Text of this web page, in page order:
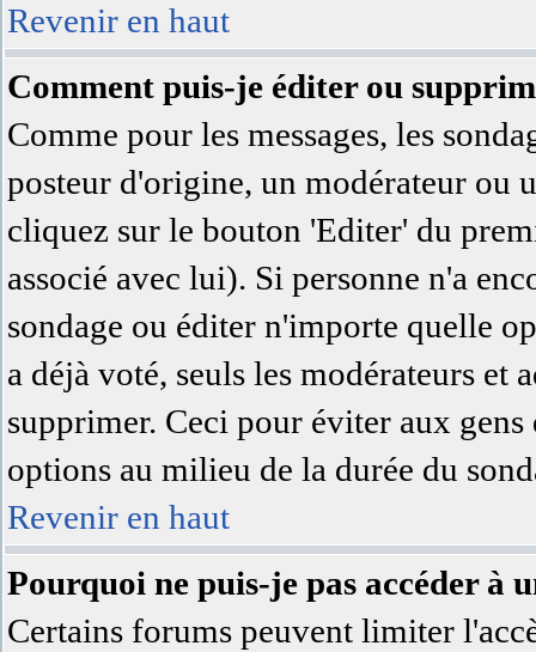
Revenir en haut
Comment puis-je éditer ou
Comme pour les messages, les
posteur d'origine, un modérateur ou
cliquez sur le bouton 'Editer' du
associé avec lui). Si personne n'a
sondage ou éditer n'importe quelle
a déjà voté, seuls les modérateurs
supprimer. Ceci pour éviter aux
options au milieu de la durée du
Revenir en haut
Pourquoi ne puis-je pas accéder à
Certains forums peuvent limiter